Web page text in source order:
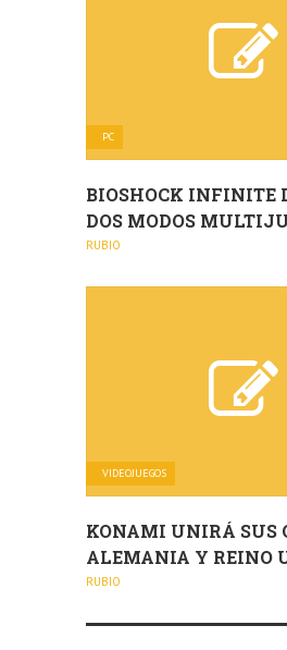
PC
BIOSHOCK INFINITE
DOS MODOS
RUBIO
VIDEOJUEGOS
KONAMI UNIRÁ SUS
ALEMANIA Y REINO
RUBIO